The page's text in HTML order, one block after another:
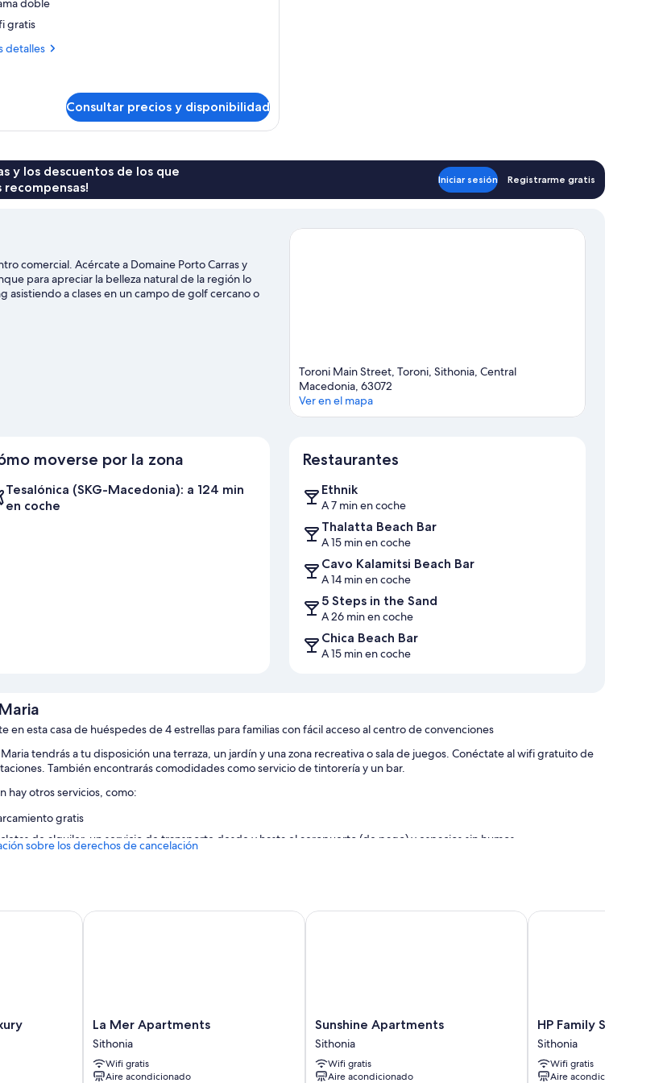
doble
gratis
detalles
Consultar precios y disponibilidad
y los descuentos de los que
recompensas!
Iniciar sesión Registrarme gratis
comercial. Acércate a Domaine Porto Carras y
para apreciar la belleza natural de la región lo
asistiendo a clases en un campo de golf cercano o
Toroni Main Street, Toroni, Sithonia, Central
Macedonia, 63072
Ver en el mapa
moverse por la zona
Tesalónica (SKG-Macedonia): a 124 min
en coche
Restaurantes
Ethnik
A 7 min en coche
Thalatta Beach Bar
A 15 min en coche
Cavo Kalamitsi Beach Bar
A 14 min en coche
5 Steps in the Sand
A 26 min en coche
Chica Beach Bar
A 15 min en coche
en esta casa de huéspedes de 4 estrellas para familias con fácil acceso al centro de convenciones
Maria tendrás a tu disposición una terraza, un jardín y una zona recreativa o sala de juegos. Conéctate al wifi gratuito de
También encontrarás comodidades como servicio de tintorería y un bar.
hay otros servicios, como:
gratis
de alquiler, un servicio de transporte desde y hasta el aeropuerto (de pago) y espacios sin humos
habitaciones en Villa Maria ofrecen características entre las que se incluyen sábanas de alta calidad y cajas fuertes con
sobre los derechos de cancelación
Apartments
La
Mer
Apartments
Sithonia
La Mer Apartments
Sithonia
Wifi gratis
Aire acondicionado
La Mer Apartments
Sunshine
Apartments
Sithonia
Sunshine Apartments
Sithonia
Wifi gratis
Aire acondicionado
Sunshine Apartments
HP
Family
Suites
Sithonia
HP Family Suites
Sithonia
Wifi gratis
Aire acondicionado
HP Family Suites